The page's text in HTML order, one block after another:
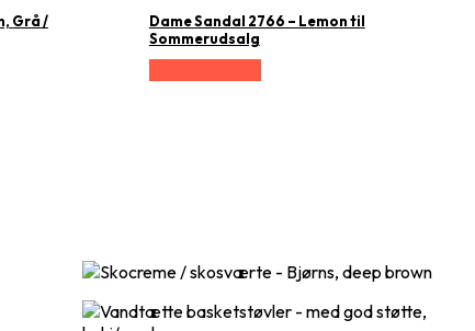
Grå /
Dame Sandal 2766 – Lemon til
Sommerudsalg